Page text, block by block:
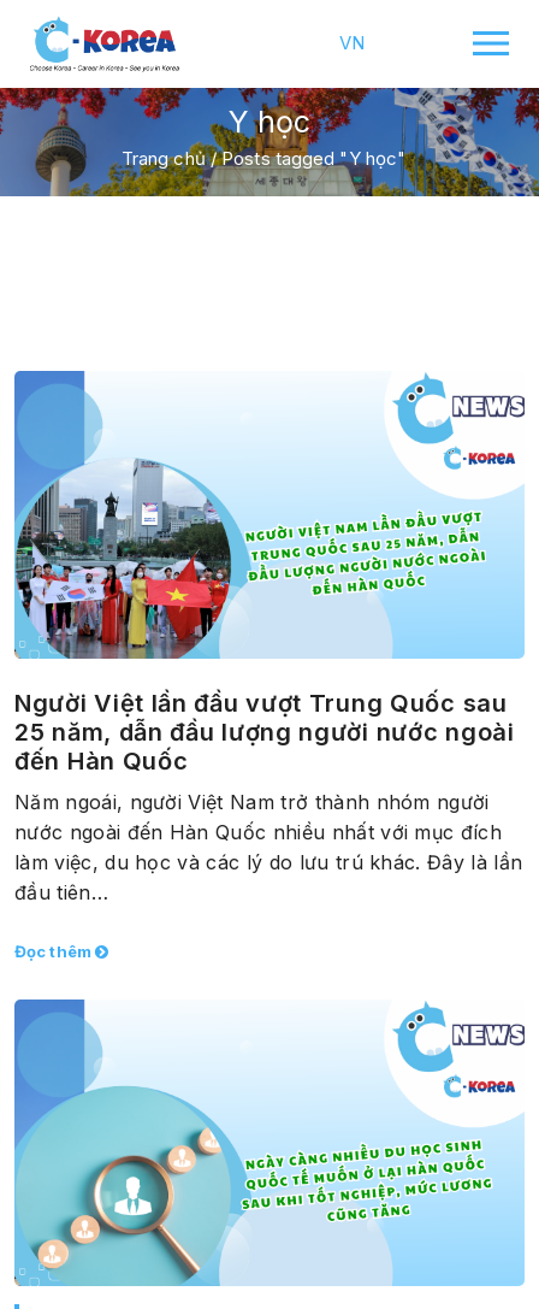
VN
Y học
Trang chủ/Posts tagged "Y học"
Người Việt lần đầu vượt Trung Quốc sau
25 năm, dẫn đầu lượng người nước ngoài
đến Hàn Quốc
Năm ngoái, người Việt Nam trở thành nhóm người
nước ngoài đến Hàn Quốc nhiều nhất với mục đích
làm việc, du học và các lý do lưu trú khác. Đây là lần
đầu tiên…
Đọc thêm